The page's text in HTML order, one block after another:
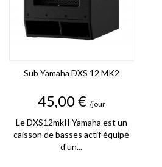
Sub Yamaha DXS 12 MK2
Prix
45,00 € /jour
Le DXS12mkII Yamaha est un
caisson de basses actif équipé
d'un...